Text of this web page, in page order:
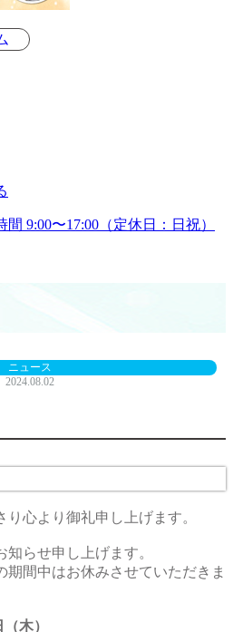
間 9:00〜17:00（定休日：日祝）
ニュース
2024.08.02
心より御礼申し上げます。
らせ申し上げます。
期間中はお休みさせていただきま
木）